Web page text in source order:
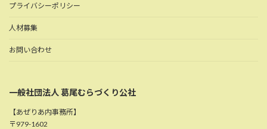
プライバシーポリシー
人材募集
お問い合わせ
一般社団法人 葛尾むらづくり公社
【あぜりあ内事務所】
〒979-1602